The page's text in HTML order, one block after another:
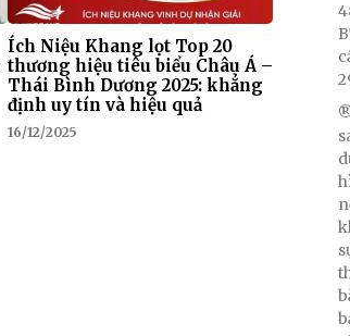
Ích Niệu Khang lọt Top 20
thương hiệu tiêu biểu Châu Á –
Thái Bình Dương 2025: khẳng
định uy tín và hiệu quả
16/12/2025